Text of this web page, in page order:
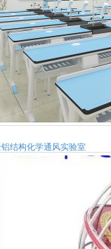
结构化学通风实验室